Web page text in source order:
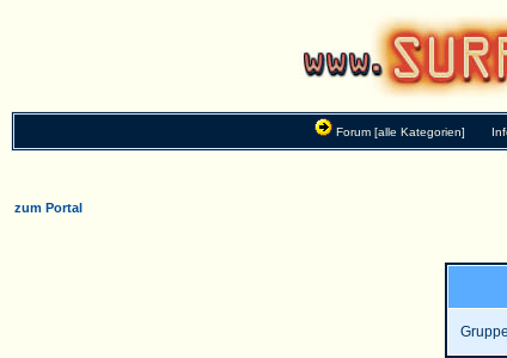
Forum [alle Kategorien]
zum Portal